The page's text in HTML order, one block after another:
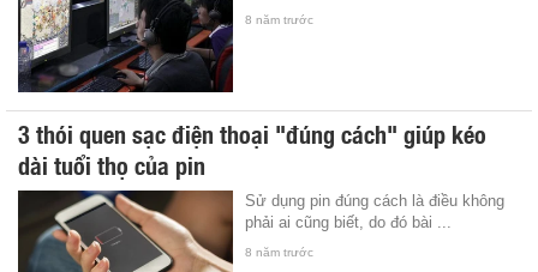
8 năm trước
3 thói quen sạc điện thoại "đúng cách" giúp kéo
dài tuổi thọ của pin
Sử dụng pin đúng cách là điều không
phải ai cũng biết, do đó bài ...
8 năm trước